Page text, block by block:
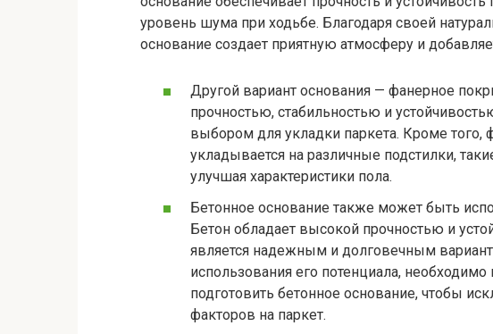
уровень шума при ходьбе. Благодаря своей
основание создает приятную атмосферу и
Другой вариант основания — фанерное
прочностью, стабильностью и
выбором для укладки паркета. Кроме
укладывается на различные подстилки,
улучшая характеристики пола.
Бетонное основание также может быть
Бетон обладает высокой прочностью и
является надежным и долговечным
использования его потенциала,
подготовить бетонное основание, чтобы
факторов на паркет.